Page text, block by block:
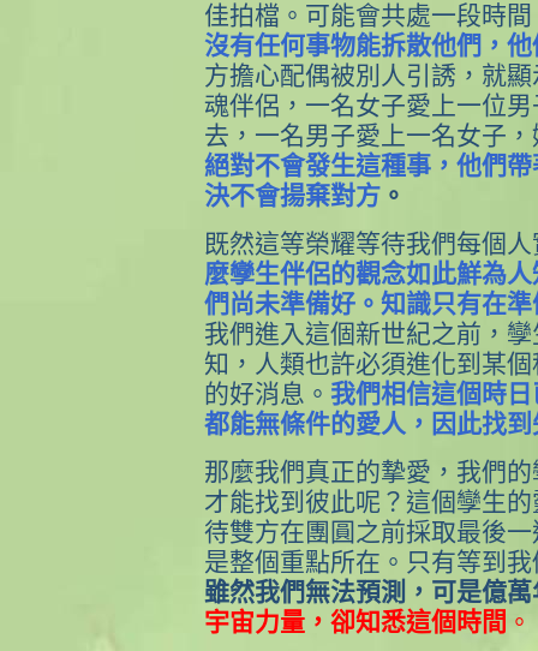
佳拍檔。可能會共處一段時
沒有任何事物能拆散他們，
方擔心配偶被別人引誘，就
魂伴侶，一名女子愛上一位
去，一名男子愛上一名女子
絕對不會發生這種事，他們
決不會揚棄對方 。
既然這等榮耀等待我們每個
麼孿生伴侶的觀念如此鮮為
們尚未準備好。知識只有在
我們進入這個新世紀之前，
知，人類也許必須進化到某
的好消息。 我們相信這個時
都能無條件的愛人，因此找
那麼我們真正的摯愛，我們
才能找到彼此呢？這個孿生
待雙方在團圓之前採取最後
是整個重點所在。只有等到
雖然我們無法預測，可是億
宇宙力量，卻知悉這個時間 。